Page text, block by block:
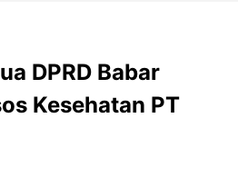
DPRD Babar
Kesehatan PT